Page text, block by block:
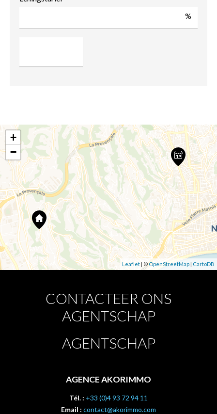
%
+
−
Leaflet| ©OpenStreetMap | CartoDB
CONTACTEER ONS
AGENTSCHAP
AGENTSCHAP
AGENCE AKORIMMO
Tél. : +33 (0)4 93 72 94 11
Email : contact@akorimmo.com